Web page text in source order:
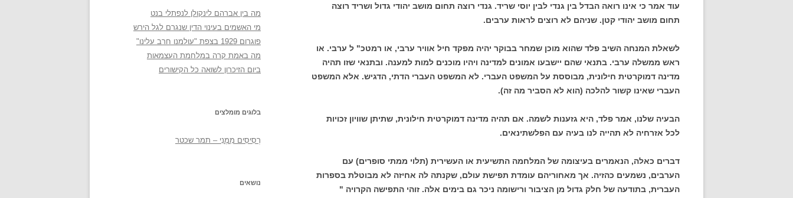
עוד אמר כי אינו רואה הבדל בין גנדי לבין יוסי שריד. גנדי רוצה תחום מושב יהודי גדול ושריד רוצה
תחום מושב יהודי קטן. שניהם לא רוצים לראות ערבים.
לשאלת המנחה השיב פלד שהוא מוכן שמחר בבוקר יהיה מפקד חיל אוויר ערבי, או רמטכ" ל ערבי. או
ראש ממשלה ערבי. בתנאי שהם יישבעו אמונים למדינה ויהיו מוכנים למות למענה. ובתנאי שזו תהיה
מדינה דמוקרטית חילונית, מבוססת על המשפט העברי. לא המשפט העברי הדתי, הדגיש. אלא המשפט
העברי שאינו קשור להלכה (הוא לא הסביר מה זה).
הבעיה שלנו, אמר פלד, היא גזענות לשמה. אם תהיה מדינה דמוקרטית חילונית, שתיתן שוויון זכויות
לכל אזרחיה לא תהייה לנו בעיה עם הפלשתינאים.
דברים כאלה, הנאמרים בעיצומה של המלחמה התשיעית או העשירית (תלוי ממתי סופרים) עם
הערבים, נשמעים כהזיה. אך מאחוריהם עומדת תפישת עולם, שקנתה לה אחיזה לא מבוטלת בספרות
העברית, בתודעה של חלק גדול מן הציבור ורישומה ניכר גם בימים אלה. זוהי התפישה הקרויה "
מה בין אברהם לינקולן לנפתלי בנט
מי האשמים בעינוי הדין שנגרם לגל הירש
פוגרום 1929 בצפת "עולמנו חרב עלינו"
מה באמת קרה במלחמת העצמאות
ביום הזיכרון לשואה כל הקישורים
בלוגים מומלצים
רְסִיסִים מִמֶנִי – תמר שכטר
נושאים